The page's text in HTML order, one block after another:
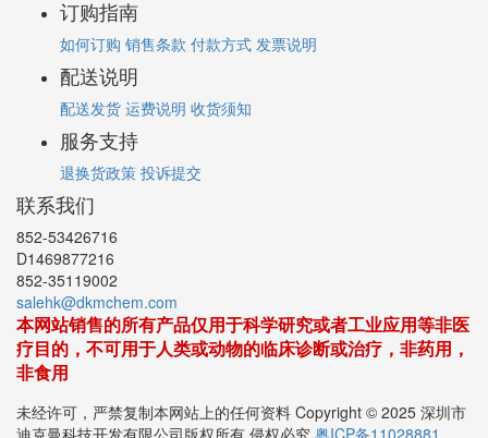
订购指南
如何订购 销售条款 付款方式 发票说明
配送说明
配送发货 运费说明 收货须知
服务支持
退换货政策 投诉提交
联系我们
852-53426716
D1469877216
852-35119002
salehk@dkmchem.com
本网站销售的所有产品仅用于科学研究或者工业应用等非医
疗目的，不可用于人类或动物的临床诊断或治疗，非药用，
非食用
未经许可，严禁复制本网站上的任何资料 Copyright © 2025 深圳市